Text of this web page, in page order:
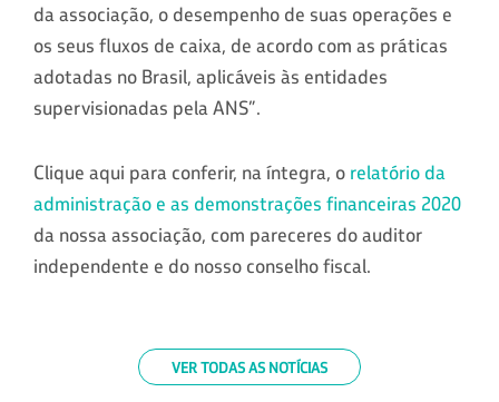
da associação, o desempenho de suas operações e
os seus fluxos de caixa, de acordo com as práticas
adotadas no Brasil, aplicáveis às entidades
supervisionadas pela ANS”.
Clique aqui para conferir, na íntegra, o relatório da
administração e as demonstrações financeiras 2020
da nossa associação, com pareceres do auditor
independente e do nosso conselho fiscal.
VER TODAS AS NOTÍCIAS